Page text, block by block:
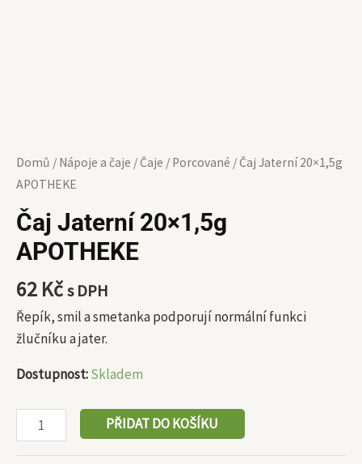
Domů / Nápoje a čaje / Čaje / Porcované / Čaj Jaterní 20×1,5g
APOTHEKE
Čaj Jaterní 20×1,5g
APOTHEKE
62 Kčs DPH
Řepík, smil a smetanka podporují normální funkci
žlučníku a jater.
Dostupnost:Skladem
PŘIDAT DO KOŠÍKU